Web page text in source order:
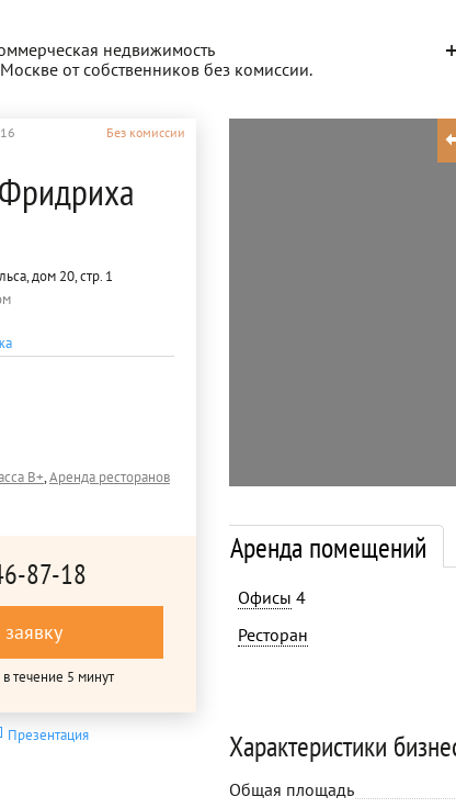
недвижимость
от собственников без комиссии.
Без комиссии
дом 20, стр. 1
B+,Аренда ресторанов
87-18
заявку
течение 5 минут
Презентация
Аренда помещений
Офисы 4
Ресторан
Характеристики
Общая площадь